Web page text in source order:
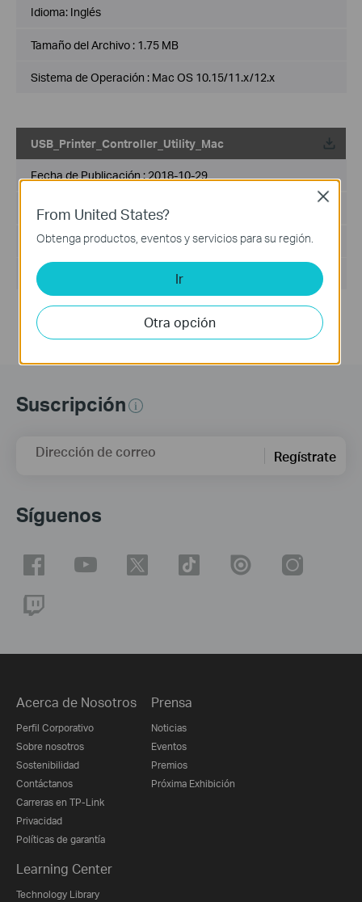
Idioma: Inglés
Tamaño del Archivo : 1.75 MB
Sistema de Operación : Mac OS 10.15/11.x/12.x
USB_Printer_Controller_Utility_Mac
Fecha de Publicación : 2018-10-29
Idioma: Inglés
Tamaño del Archivo :2.53 MB
Sistema de Operación : Mac OS 10.9-10.14
Suscripción
Dirección de correo Regístrate
Síguenos
Acerca de Nosotros
Perfil Corporativo
Sobre nosotros
Sostenibilidad
Contáctanos
Carreras en TP-Link
Privacidad
Políticas de garantía
Prensa
Noticias
Eventos
Premios
Próxima Exhibición
Learning Center
Technology Library
From United States?
Obtenga productos, eventos y servicios para su región.
Ir
Otra opción
Close